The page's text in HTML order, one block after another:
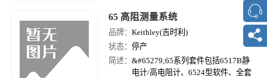
65 高阻测量系统
品牌：Keithley(吉时利)
状态：停产
简述：&#65279;65系列套件包括6517B静
电计/高电阻计、6524型软件、全套